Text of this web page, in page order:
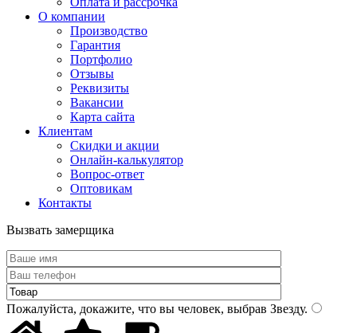
О компании
Производство
Гарантия
Портфолио
Отзывы
Реквизиты
Вакансии
Карта сайта
Клиентам
Скидки и акции
Онлайн-калькулятор
Вопрос-ответ
Оптовикам
Контакты
Вызвать замерщика
Пожалуйста, докажите, что вы человек, выбрав Звезду.